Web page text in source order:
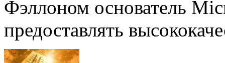
Фэллоном основатель
предоставлять